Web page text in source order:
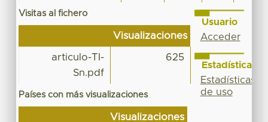
Visitas al fichero
Visualizaciones
articulo-TI-
Sn.pdf
625
Países con más visualizaciones
Visualizaciones
Usuario
Acceder
Estadísticas
Estadísticas
de uso